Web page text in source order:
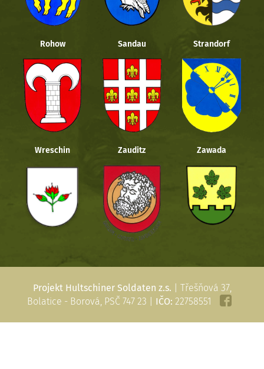
Rohow Sandau Strandorf
Wreschin Zauditz Zawada
Projekt Hultschiner Soldaten z.s. | Třešňová 37,
Bolatice - Borová, PSČ 747 23 | IČO: 22758551